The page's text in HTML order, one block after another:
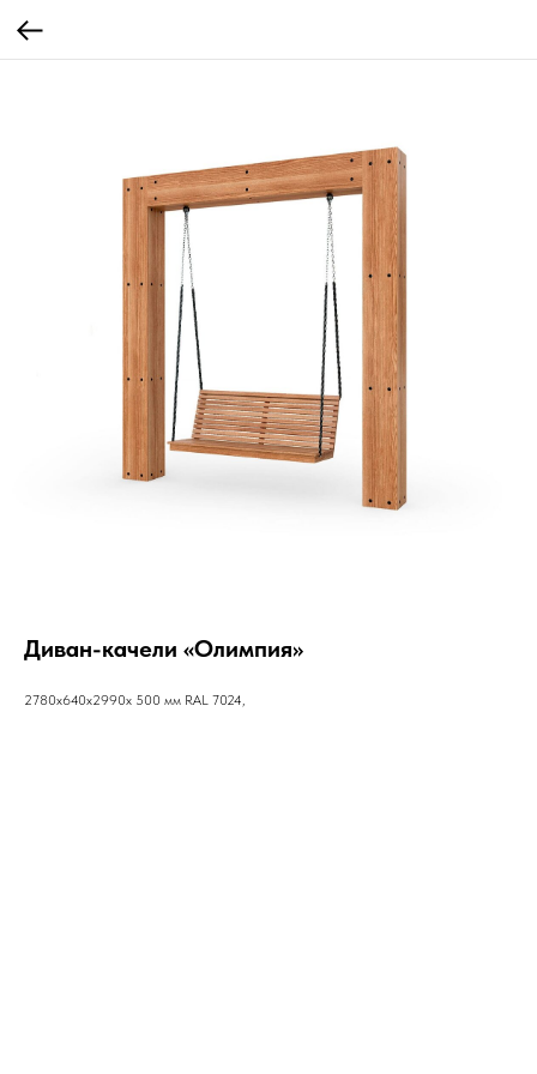
Диван-качели «Олимпия»
2780х640х2990х 500 мм RAL 7024,